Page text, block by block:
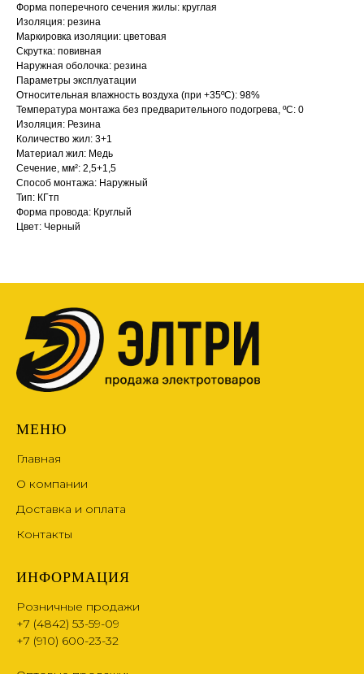
Форма поперечного сечения жилы: круглая
Изоляция: резина
Маркировка изоляции: цветовая
Скрутка: повивная
Наружная оболочка: резина
Параметры эксплуатации
Относительная влажность воздуха (при +35ºС): 98%
Температура монтажа без предварительного подогрева, ºС: 0
Изоляция: Резина
Количество жил: 3+1
Материал жил: Медь
Сечение, мм²: 2,5+1,5
Способ монтажа: Наружный
Тип: КГтп
Форма провода: Круглый
Цвет: Черный
МЕНЮ
Главная
О компании
Доставка и оплата
Контакты
ИНФОРМАЦИЯ
Розничные продажи
+7 (4842) 53-59-09
+7 (910) 600-23-32